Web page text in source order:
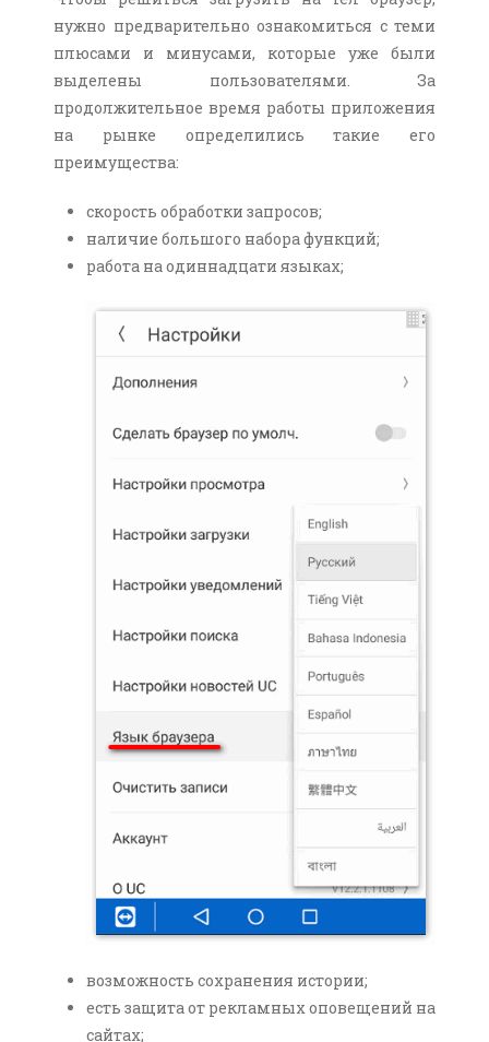
нужно предварительно ознакомиться с теми
плюсами и минусами, которые уже были
выделены пользователями. За
продолжительное время работы приложения
на рынке определились такие его
преимущества:
скорость обработки запросов;
наличие большого набора функций;
работа на одиннадцати языках;
возможность сохранения истории;
есть защита от рекламных оповещений на
сайтах;